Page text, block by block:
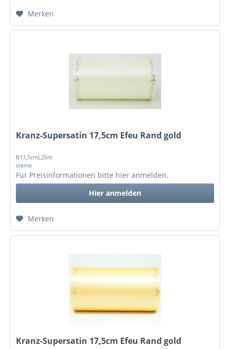
Merken
Kranz-Supersatin 17,5cm Efeu Rand gold
B17,5cmL25m
creme
Für Preisinformationen bitte hier anmelden.
Hier anmelden
Merken
Kranz-Supersatin 17,5cm Efeu Rand gold